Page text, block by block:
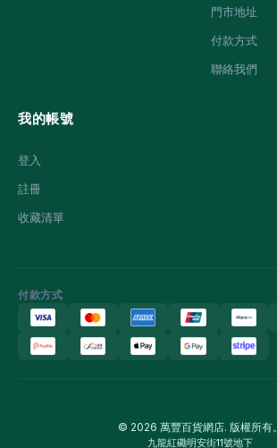
門市地址
付款方式
聯絡我們
我的帳號
登入
註冊
收藏清單
付款方式
© 2026 萬豐百貨網店. 版權所有。
九龍紅磡明安街11號地下